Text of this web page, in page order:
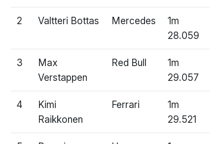
2 Valtteri Bottas Mercedes
1m
28.059
3
Max
Verstappen
Red Bull
1m
29.057
4
Kimi
Raikkonen
Ferrari
1m
29.521